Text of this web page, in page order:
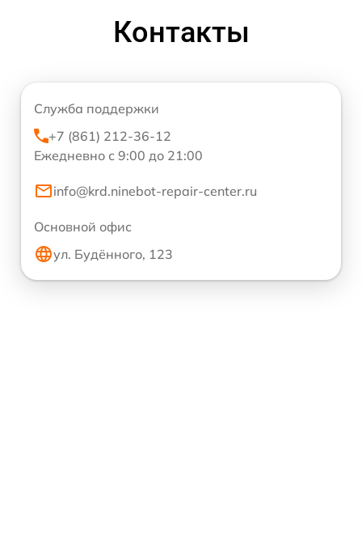
Контакты
Служба поддержки
+7 (861) 212-36-12
Ежедневно с 9:00 до 21:00
info@krd.ninebot-repair-center.ru
Основной офис
ул. Будённого, 123